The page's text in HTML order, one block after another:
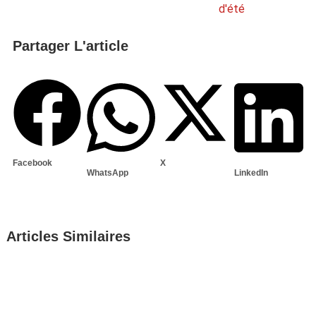
d'été
Partager L'article
Facebook
WhatsApp
X
LinkedIn
Articles Similaires